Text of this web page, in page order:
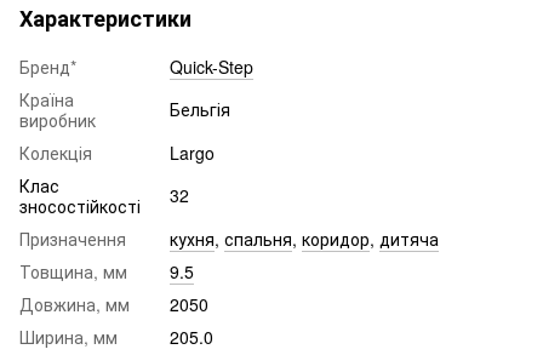
Характеристики
Бренд*
Quick-Step
Країна
виробник
Бельгія
Колекція
Largo​​​​​​​
Клас
зносостійкості
32
Призначення
кухня, спальня, коридор, дитяча
Товщина, мм
9.5
Довжина, мм
2050
Ширина, мм
205.0